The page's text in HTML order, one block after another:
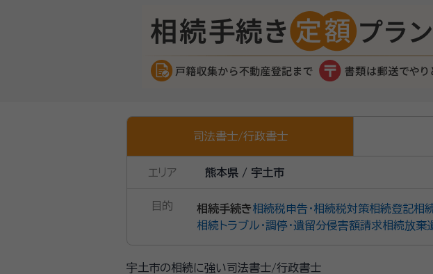
司法書士/行政書士
エリア 熊本県 / 宇土市
目的 相続手続き相続税申告・相続税対策相続登記相
相続トラブル・調停・遺留分侵害額請求相続放棄
宇土市の相続に強い司法書士/行政書士